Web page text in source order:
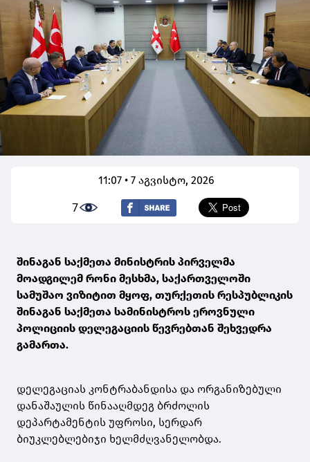
11:07 • 7 აგვისტო, 2026
7
შინაგან საქმეთა მინისტრის პირველმა
მოადგილემ რონი მესხმა, საქართველოში
სამუშაო ვიზიტით მყოფ, თურქეთის რესპუბლიკის
შინაგან საქმეთა სამინისტროს ეროვნული
პოლიციის დელეგაციის წევრებთან შეხვედრა
გამართა.
დელეგაციას კონტრაბანდისა და ორგანიზებული
დანაშაულის წინააღმდეგ ბრძოლის
დეპარტამენტის უფროსი, სერდარ
ბიუკლებლებიჯი ხელმძღვანელობდა.